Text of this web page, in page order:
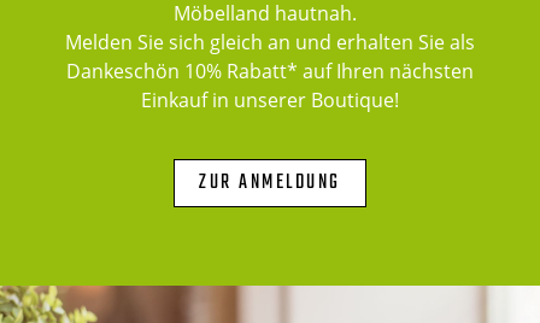
Möbelland hautnah.
Melden Sie sich gleich an und erhalten Sie als
Dankeschön 10% Rabatt* auf Ihren nächsten
Einkauf in unserer Boutique!
ZUR ANMELDUNG